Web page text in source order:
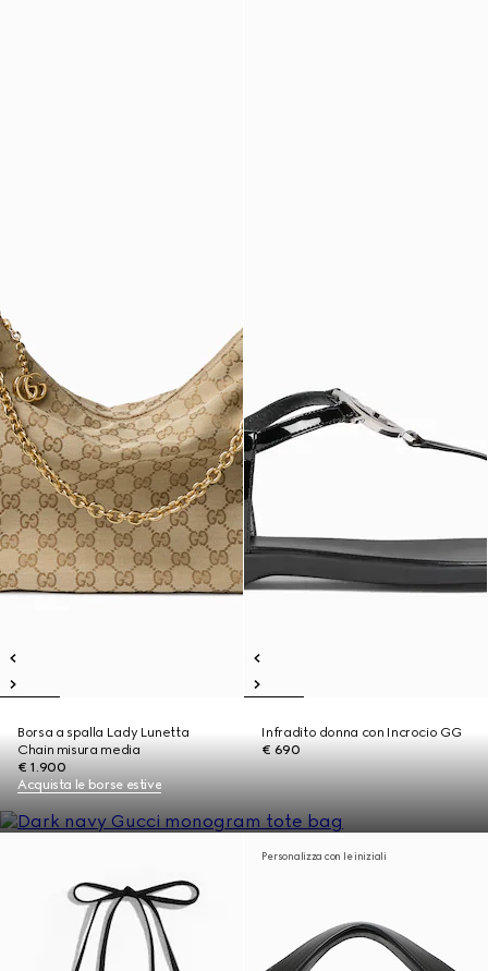
Borsa a spalla Lady Lunetta
Chain misura media
€ 1.900
Infradito donna con Incrocio GG
€ 690
Acquista le borse estive
Personalizza con le iniziali